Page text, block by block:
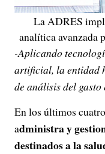
La ADRES
analítica avanzada
-Aplicando
artificial, la entidad
de análisis del gasto
En los últimos
administra y
destinados a la